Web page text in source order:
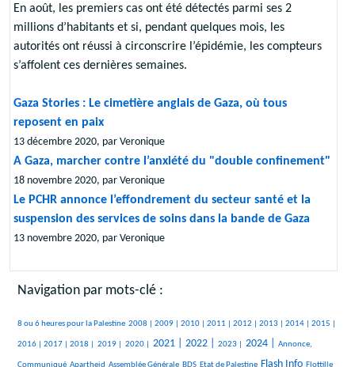
En août, les premiers cas ont été détectés parmi ses 2
millions d’habitants et si, pendant quelques mois, les
autorités ont réussi à circonscrire l’épidémie, les compteurs
s’affolent ces dernières semaines.
Gaza Stories : Le cimetière anglais de Gaza, où tous
reposent en paix
13 décembre 2020, par Veronique
A Gaza, marcher contre l’anxiété du "double confinement"
18 novembre 2020, par Veronique
Le PCHR annonce l’effondrement du secteur santé et la
suspension des services de soins dans la bande de Gaza
13 novembre 2020, par Veronique
Navigation par mots-clé :
430/2654
8 ou 6 heures pour la Palestine
124/2654 2008 |
324/2654 2009 |
288/2654 2010 |
235/2654 2011 |
207/2654 2012 |
142/2654 2013 |
164/2654 2014 |
136/2654 2015 |
378/2654
2016 |
566/2654
2017 |
167/2654 2018 |
87/2654 2019 |
85/2654 2020 |
913/2654 2021 |
977/2654 2022 |
376/2654 2023 |
1008/2654 2024 |
398/2654 Annonce,
Communiqué
29/2654 Apartheid
25/2654 Assemblée Générale
172/2654 BDS
24/2654 Etat de Palestine
1181/2654 Flash Info
36/2654 Flottille